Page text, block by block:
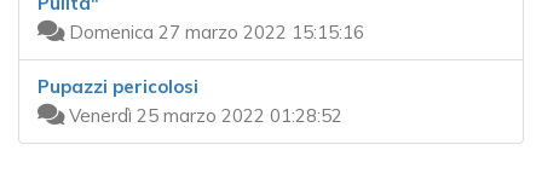
Domenica 27 marzo 2022 15:15:16
Pupazzi pericolosi
Venerdì 25 marzo 2022 01:28:52